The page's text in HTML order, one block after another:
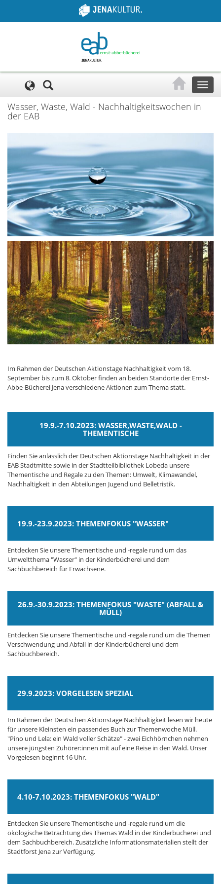
Toggle
Wasser, Waste, Wald - Nachhaltigkeitswochen in
der EAB
Im Rahmen der Deutschen Aktionstage Nachhaltigkeit vom 18.
September bis zum 8. Oktober finden an beiden Standorte der Ernst-
Abbe-Bücherei Jena verschiedene Aktionen zum Thema statt.
19.9.-7.10.2023: WASSER,WASTE,WALD -
THEMENTISCHE
Finden Sie anlässlich der Deutschen Aktionstage Nachhaltigkeit in der
EAB Stadtmitte sowie in der Stadtteilbibliothek Lobeda unsere
Thementische und Regale zu den Themen: Umwelt, Klimawandel,
Nachhaltigkeit in den Abteilungen Jugend und Belletristik.
19.9.-23.9.2023: THEMENFOKUS "WASSER"
Entdecken Sie unsere Thementische und -regale rund um das
Umweltthema "Wasser" in der Kinderbücherei und dem
Sachbuchbereich für Erwachsene.
26.9.-30.9.2023: THEMENFOKUS "WASTE" (ABFALL &
MÜLL)
Entdecken Sie unsere Thementische und -regale rund um die Themen
Verschwendung und Abfall in der Kinderbücherei und dem
Sachbuchbereich.
29.9.2023: VORGELESEN SPEZIAL
Im Rahmen der Deutschen Aktionstage Nachhaltigkeit lesen wir heute
für unsere Kleinsten ein passendes Buch zur Themenwoche Müll.
"Pino und Lela: ein Wald voller Schätze" - zwei Eichhörnchen nehmen
unsere jüngsten Zuhörer:innen mit auf eine Reise in den Wald. Unser
Vorgelesen beginnt 16 Uhr.
4.10-7.10.2023: THEMENFOKUS "WALD"
Entdecken Sie unsere Thementische und -regale rund um die
ökologische Betrachtung des Themas Wald in der Kinderbücherei und
dem Sachbuchbereich. Zusätzliche Informationsmaterialien stellt der
Stadtforst Jena zur Verfügung.